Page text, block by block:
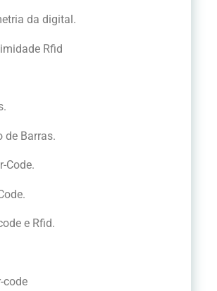
da digital.
Rfid
de Barras.
Code.
e Rfid.
code